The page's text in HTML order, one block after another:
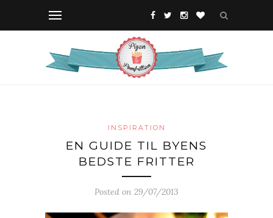
INSPIRATION
EN GUIDE TIL BYENS
BEDSTE FRITTER
Posted on 29/07/2013